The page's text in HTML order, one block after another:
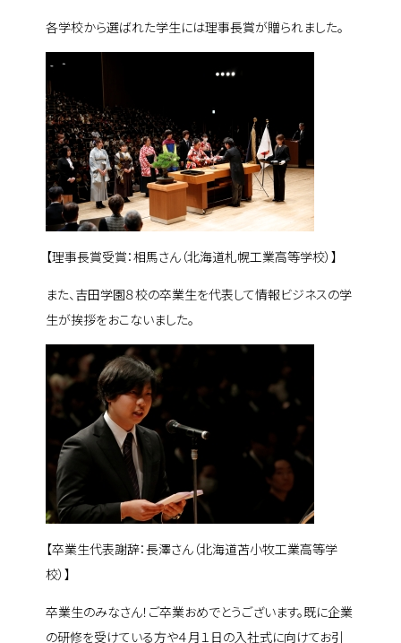
各学校から選ばれた学生には理事長賞が贈られました。
【理事長賞受賞：相馬さん（北海道札幌工業高等学校）】
また、吉田学園８校の卒業生を代表して情報ビジネスの学
生が挨拶をおこないました。
【卒業生代表謝辞：長澤さん（北海道苫小牧工業高等学
校）】
卒業生のみなさん！ご卒業おめでとうございます。既に企業
の研修を受けている方や４月１日の入社式に向けてお引